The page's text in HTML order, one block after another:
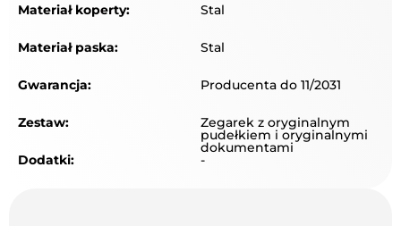
Materiał koperty: Stal
Materiał paska: Stal
Gwarancja: Producenta do 11/2031
Zestaw: Zegarek z oryginalnym
pudełkiem i oryginalnymi
dokumentami
Dodatki: -